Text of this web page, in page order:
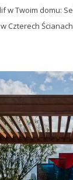
w Twoim domu:
Czterech